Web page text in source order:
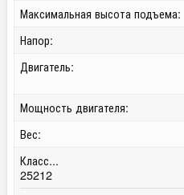
Максимальная высота подъема:
Напор:
Двигатель:
Мощность двигателя:
Вес:
Класс...
25212